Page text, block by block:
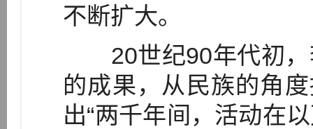
不断扩大。
20世纪90年代初，
的成果，从民族的角
出“两千年间，活动在